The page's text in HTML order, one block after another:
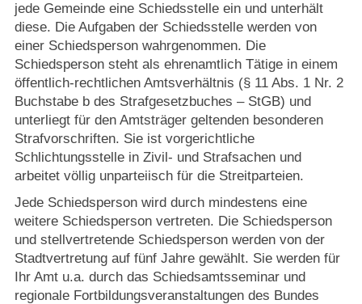
Strasburger Ehrenamtspreis „SBG“
Welcome to Strasburg (Uckermark)
Ласкаво просимо до Штрасбурга (Уккермарк)
مرحبًا بكم في شتراسبورغ (أوكرمارك)
Bine ați venit în Strasburg (Uckermark)
Online-Bewerbungen
Sprache/Language
jede Gemeinde eine Schiedsstelle ein und unterhält
diese. Die Aufgaben der Schiedsstelle werden von
einer Schiedsperson wahrgenommen. Die
Schiedsperson steht als ehrenamtlich Tätige in einem
öffentlich-rechtlichen Amtsverhältnis (§ 11 Abs. 1 Nr. 2
Buchstabe b des Strafgesetzbuches – StGB) und
unterliegt für den Amtsträger geltenden besonderen
Strafvorschriften. Sie ist vorgerichtliche
Schlichtungsstelle in Zivil- und Strafsachen und
arbeitet völlig unparteiisch für die Streitparteien.
Jede Schiedsperson wird durch mindestens eine
weitere Schiedsperson vertreten. Die Schiedsperson
und stellvertretende Schiedsperson werden von der
Stadtvertretung auf fünf Jahre gewählt. Sie werden für
Ihr Amt u.a. durch das Schiedsamtsseminar und
regionale Fortbildungsveranstaltungen des Bundes